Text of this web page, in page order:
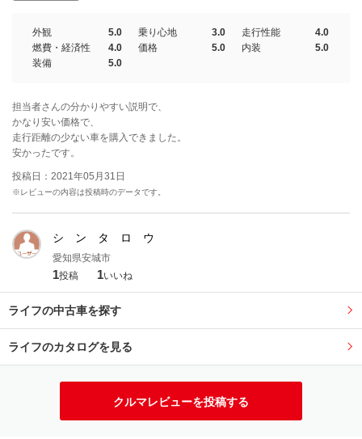
外観 5.0 乗り心地 3.0 走行性能
4.0
燃費・経済性
4.0 価格 5.0 内装
5.0
装備
5.0
担当者さんの分かりやすい説明で、
かなり安い価格で、
走行距離の少ない車を購入できました。
安かったです。
投稿日：2021年05月31日
※レビューの内容は投稿時のデータです。
シ ン タ ロ ウ
愛知県安城市
1投稿 1いいね
ライフの中古車を探す
ライフのカタログを見る
クルマレビューを投稿する